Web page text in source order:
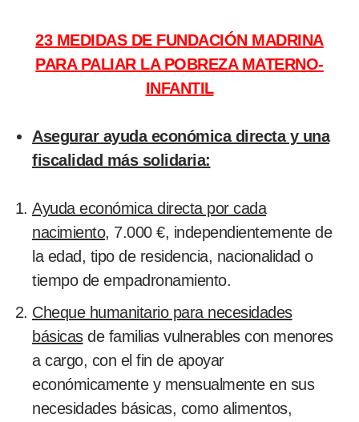
23 MEDIDAS DE FUNDACIÓN MADRINA
PARA PALIAR LA POBREZA MATERNO-
INFANTIL
Asegurar ayuda económica directa y una
fiscalidad más solidaria:
Ayuda económica directa por cada
nacimiento, 7.000 €, independientemente de
la edad, tipo de residencia, nacionalidad o
tiempo de empadronamiento.
Cheque humanitario para necesidades
básicasde familias vulnerables con menores
a cargo, con el fin de apoyar
económicamente y mensualmente en sus
necesidades básicas, como alimentos,